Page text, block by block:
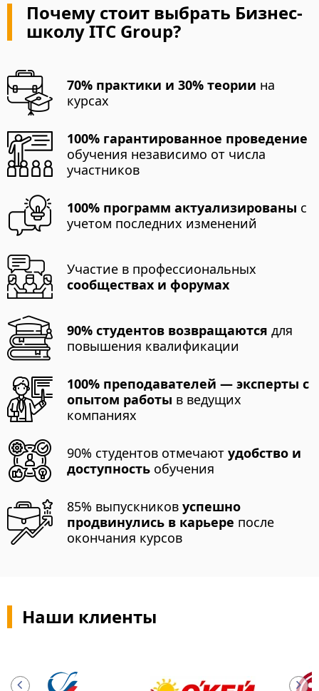
Почему стоит выбрать Бизнес-
школу ITC Group?
70% практики и 30% теории на
курсах
100% гарантированное проведение
обучения независимо от числа
участников
100% программ актуализированы с
учетом последних изменений
Участие в профессиональных
сообществах и форумах
90% студентов возвращаются для
повышения квалификации
100% преподавателей — эксперты с
опытом работы в ведущих
компаниях
90% студентов отмечаютудобство и
доступность обучения
85% выпускниковуспешно
продвинулись в карьере после
окончания курсов
Наши клиенты